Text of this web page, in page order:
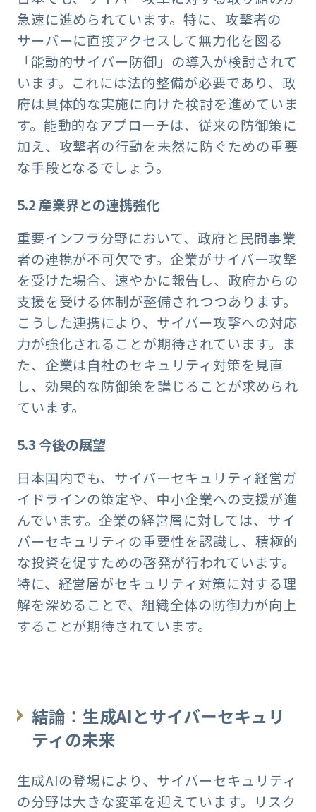
急速に進められています。特に、攻撃者の
サーバーに直接アクセスして無力化を図る
「能動的サイバー防御」の導入が検討されて
います。これには法的整備が必要であり、政
府は具体的な実施に向けた検討を進めていま
す。能動的なアプローチは、従来の防御策に
加え、攻撃者の行動を未然に防ぐための重要
な手段となるでしょう。
5.2 産業界との連携強化
重要インフラ分野において、政府と民間事業
者の連携が不可欠です。企業がサイバー攻撃
を受けた場合、速やかに報告し、政府からの
支援を受ける体制が整備されつつあります。
こうした連携により、サイバー攻撃への対応
力が強化されることが期待されています。ま
た、企業は自社のセキュリティ対策を見直
し、効果的な防御策を講じることが求められ
ています。
5.3 今後の展望
日本国内でも、サイバーセキュリティ経営ガ
イドラインの策定や、中小企業への支援が進
んでいます。企業の経営層に対しては、サイ
バーセキュリティの重要性を認識し、積極的
な投資を促すための啓発が行われています。
特に、経営層がセキュリティ対策に対する理
解を深めることで、組織全体の防御力が向上
することが期待されています。
結論：生成AIとサイバーセキュリ
ティの未来
生成AIの登場により、サイバーセキュリティ
の分野は大きな変革を迎えています。リスク